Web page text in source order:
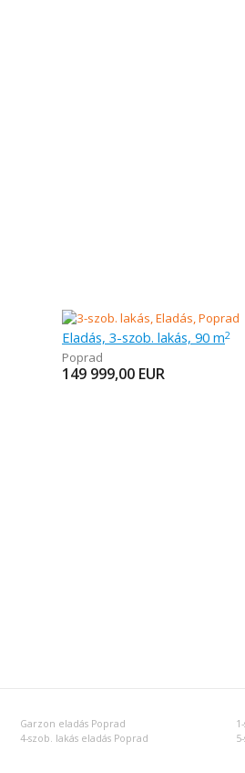
Eladás, 3-szob. lakás, 90 m2
Poprad
149 999,00 EUR
Garzon eladás Poprad
4-szob. lakás eladás Poprad